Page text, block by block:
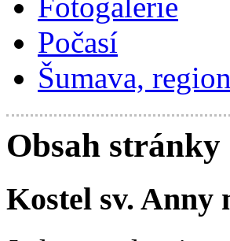
Fotogalerie
Počasí
Šumava, region
Obsah stránky
Kostel sv. Anny